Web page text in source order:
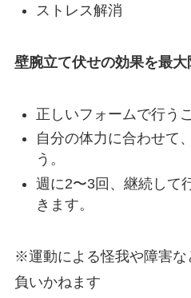
ストレス解消
壁腕立て伏せの効果を最
正しいフォームで行う
自分の体力に合わせて
う。
週に2〜3回、継続して
きます。
※運動による怪我や障害な
負いかねます